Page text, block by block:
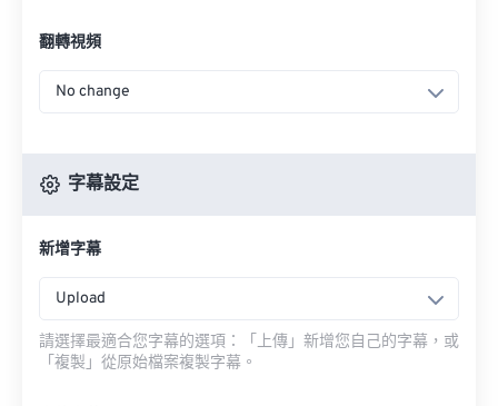
翻轉視頻
No change
字幕設定
新增字幕
Upload
請選擇最適合您字幕的選項：「上傳」新增您自己的字幕，或
「複製」從原始檔案複製字幕。